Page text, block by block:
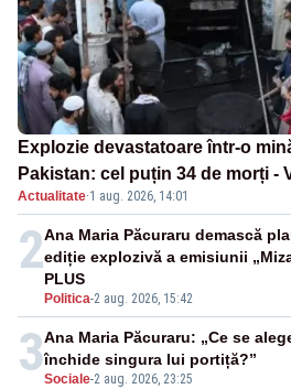
Explozie devastatoare într-o
Pakistan: cel puțin 34 de morți -
Actualitate·1 aug. 2026, 14:01
2
Politica-2 aug. 2026, 15:42
Ana Maria Păcuraru demască
ediție explozivă a emisiunii
PLUS
3Sociale-2 aug. 2026, 23:25
Ana Maria Păcuraru: „Ce se
închide singura lui portiță?”